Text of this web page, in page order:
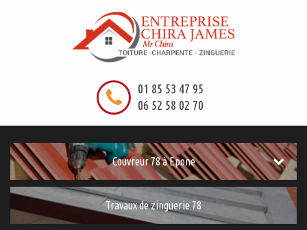
01 85 53 47 95
06 52 58 02 70
Couvreur 78 à Epone
Travaux de zinguerie 78